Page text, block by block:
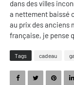
dans des villes
a nettement baissé
au prix des anciens
française, je pense
Tags cadeau